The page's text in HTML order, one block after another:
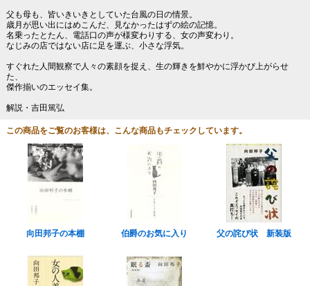
父も母も、皆いきいきとしていた台風の日の情景。
歳月が思い出にはめこんだ、見なかったはずの絵の記憶。
名乗ったとたん、電話口の声が様変わりする、女の声変わり。
なじみの店ではない店に足を運ぶ、小さな浮気。
すぐれた人間観察で人々の素顔を捉え、生の輝きを鮮やかに浮かび上がらせ
た、
傑作揃いのエッセイ集。
解説・吉田篤弘
この商品をご覧のお客様は、こんな商品もチェックしています。
向田邦子の本棚 伯爵のお気に入り 父の詫び状 新装版